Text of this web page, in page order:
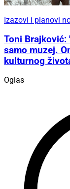
Izazovi i planovi
Toni Brajković:
samo muzej.
kulturnog
Oglas